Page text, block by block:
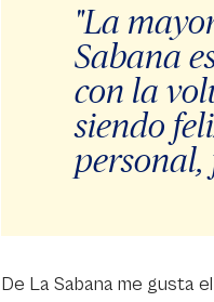
"La
Sabana
con la
siendo
De La Sabana me gusta